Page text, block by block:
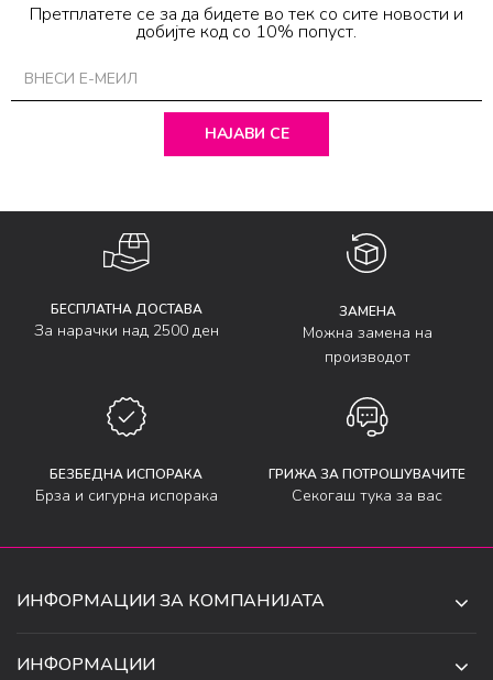
Претплатете се за да бидете во тек со сите новости и
добијте код со 10% попуст.
НАЈАВИ СЕ
БЕСПЛАТНА ДОСТАВА
За нарачки над 2500 ден
ЗАМЕНА
Можна замена на
производот
БЕЗБЕДНА ИСПОРАКА
Брза и сигурна испорака
ГРИЖА ЗА ПОТРОШУВАЧИТЕ
Секогаш тука за вас
ИНФОРМАЦИИ ЗА КОМПАНИЈАТА
ИНФОРМАЦИИ